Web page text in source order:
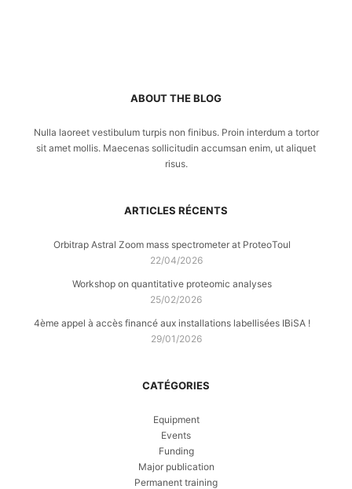
ABOUT THE BLOG
Nulla laoreet vestibulum turpis non finibus. Proin interdum a tortor
sit amet mollis. Maecenas sollicitudin accumsan enim, ut aliquet
risus.
ARTICLES RÉCENTS
Orbitrap Astral Zoom mass spectrometer at ProteoToul
22/04/2026
Workshop on quantitative proteomic analyses
25/02/2026
4ème appel à accès financé aux installations labellisées IBiSA !
29/01/2026
CATÉGORIES
Equipment
Events
Funding
Major publication
Permanent training